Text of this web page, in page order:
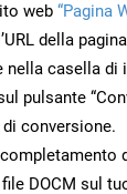
web “Pagina
della
nella casella di
pulsante
conversione.
DOCM sul